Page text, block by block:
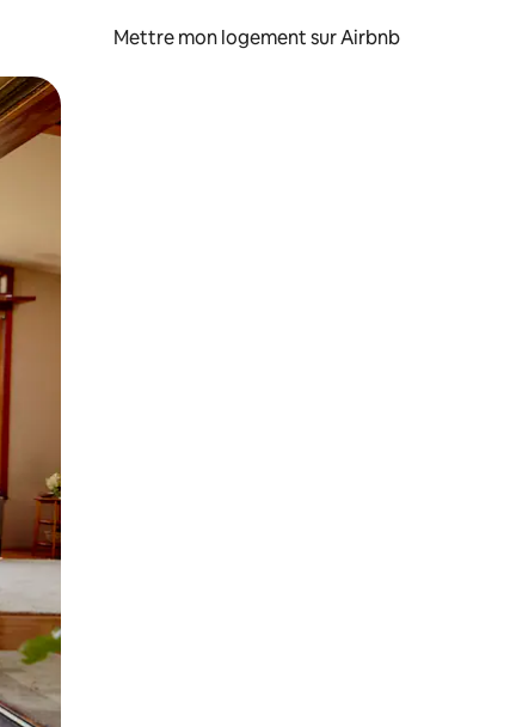
Mettre mon logement sur Airbnb